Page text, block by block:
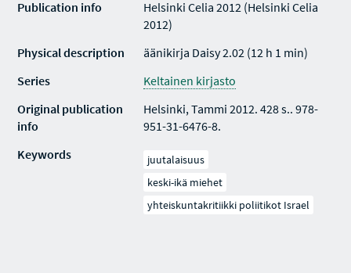
Publication info
Helsinki Celia 2012 (Helsinki Celia
2012)
Physical description
äänikirja Daisy 2.02 (12 h 1 min)
Series
Keltainen kirjasto
Original publication
info
Helsinki, Tammi 2012. 428 s.. 978-
951-31-6476-8.
Keywords
juutalaisuus
keski-ikä miehet
yhteiskuntakritiikki poliitikot Israel